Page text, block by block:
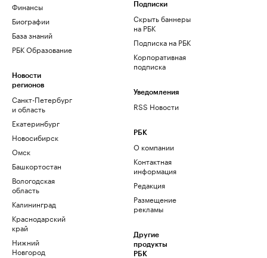
Финансы
Биографии
База знаний
РБК Образование
Новости
регионов
Санкт-Петербург
и область
Екатеринбург
Новосибирск
Омск
Башкортостан
Вологодская
область
Калининград
Краснодарский
край
Нижний
Новгород
Подписки
Скрыть баннеры
на РБК
Подписка на РБК
Корпоративная
подписка
Уведомления
RSS Новости
РБК
О компании
Контактная
информация
Редакция
Размещение
рекламы
Другие
продукты
РБК